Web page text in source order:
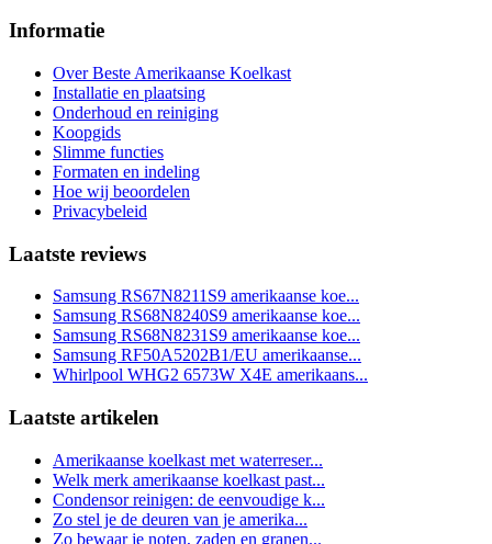
Informatie
Over Beste Amerikaanse Koelkast
Installatie en plaatsing
Onderhoud en reiniging
Koopgids
Slimme functies
Formaten en indeling
Hoe wij beoordelen
Privacybeleid
Laatste reviews
Samsung RS67N8211S9 amerikaanse koe...
Samsung RS68N8240S9 amerikaanse koe...
Samsung RS68N8231S9 amerikaanse koe...
Samsung RF50A5202B1/EU amerikaanse...
Whirlpool WHG2 6573W X4E amerikaans...
Laatste artikelen
Amerikaanse koelkast met waterreser...
Welk merk amerikaanse koelkast past...
Condensor reinigen: de eenvoudige k...
Zo stel je de deuren van je amerika...
Zo bewaar je noten, zaden en granen...